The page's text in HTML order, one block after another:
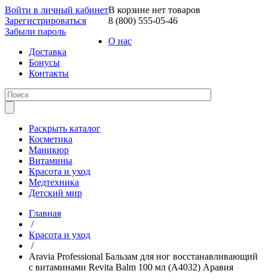
Войти в личный кабинет
Зарегистрироваться
Забыли пароль
В корзине нет товаров
8 (800) 555-05-46
О нас
Доставка
Бонусы
Контакты
Раскрыть каталог
Косметика
Маникюр
Витамины
Красота и уход
Медтехника
Детский мир
Главная
/
Красота и уход
/
Aravia Professional Бальзам для ног восстанавливающий
с витаминами Revita Balm 100 мл (А4032) Аравия